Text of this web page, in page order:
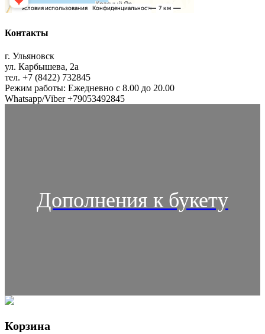
Контакты
г. Ульяновск
ул. Карбышева, 2а
тел. +7 (8422) 732845
Режим работы: Ежедневно с 8.00 до 20.00
Whatsapp/Viber +79053492845
Дополнения к букету
Корзина